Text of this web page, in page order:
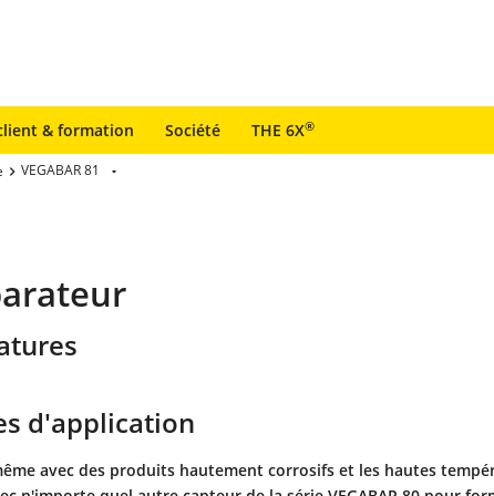
& formation Société THE 6X®
VEGABAR 81
d'application
avec des produits hautement corrosifs et les hautes